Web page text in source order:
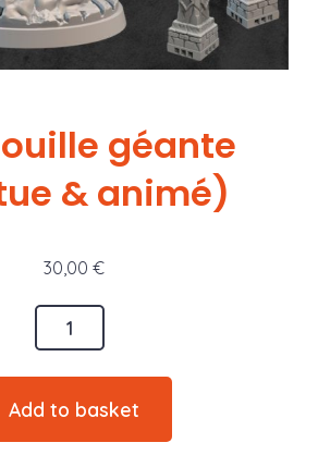
géante
& animé)
30,00 €
Add to basket